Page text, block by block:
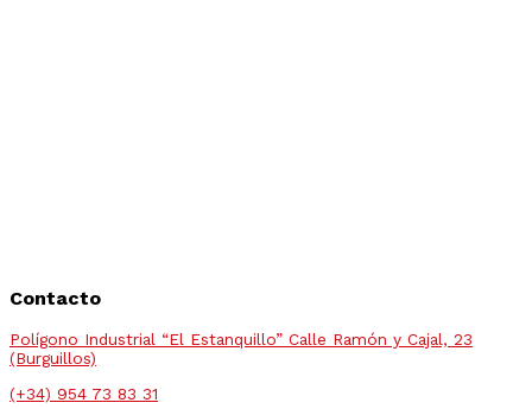
Contacto
Polígono Industrial “El Estanquillo” Calle Ramón y Cajal, 23
(Burguillos)
(+34) 954 73 83 31